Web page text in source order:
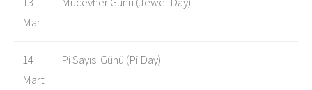
Mart
14
Mart
Pi Sayısı Günü (Pi Day)